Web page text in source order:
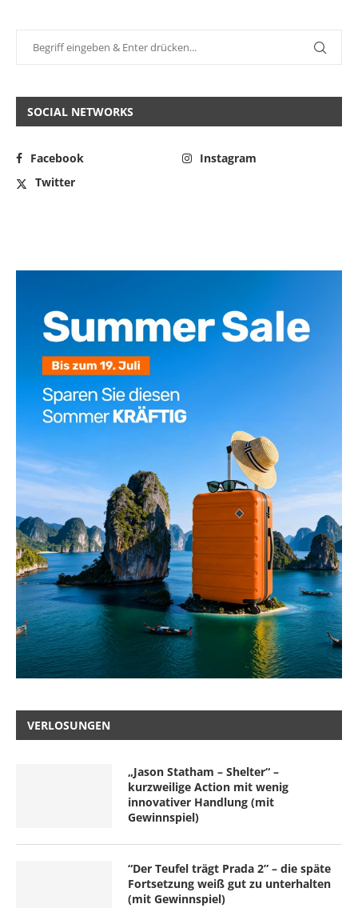
SOCIAL NETWORKS
Facebook
Instagram
Twitter
VERLOSUNGEN
„Jason Statham – Shelter“ –
kurzweilige Action mit wenig
innovativer Handlung (mit
Gewinnspiel)
“Der Teufel trägt Prada 2” – die späte
Fortsetzung weiß gut zu unterhalten
(mit Gewinnspiel)